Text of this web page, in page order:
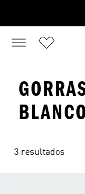
BLANCO
3 resultados